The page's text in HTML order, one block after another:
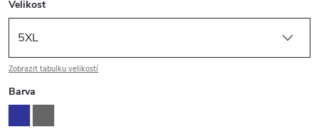
Velikost
Zobrazit tabulku velikostí
Barva